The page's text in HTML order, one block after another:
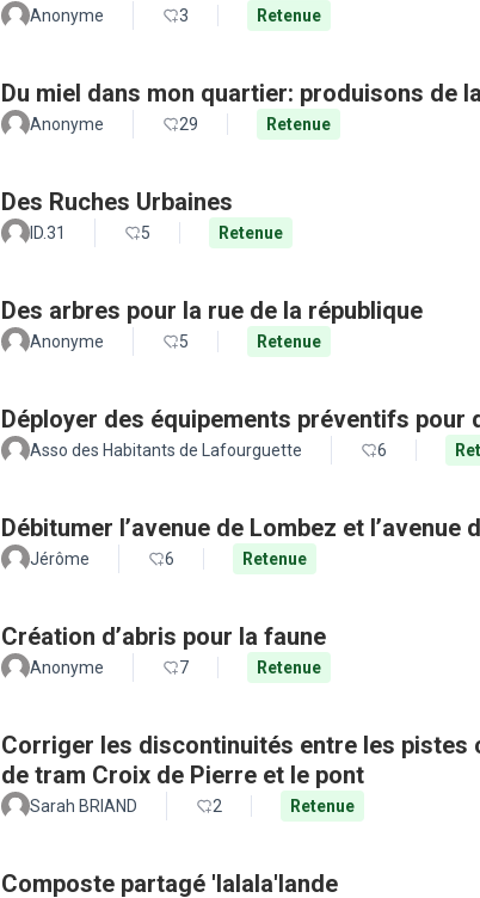
Anonyme 3 Retenue
Du miel dans mon quartier: produisons de
Anonyme 29 Retenue
Des Ruches Urbaines
ID.31 5 Retenue
Des arbres pour la rue de la république
Anonyme 5 Retenue
Déployer des équipements préventifs pour
Asso des Habitants de Lafourguette 6
Débitumer l’avenue de Lombez et l’avenue
Jérôme 6 Retenue
Création d’abris pour la faune
Anonyme 7 Retenue
Corriger les discontinuités entre les pistes
de tram Croix de Pierre et le pont
Sarah BRIAND 2 Retenue
Composte partagé 'lalala'lande